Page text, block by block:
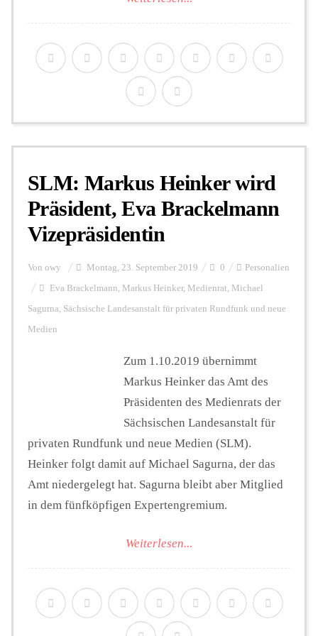
SLM: Markus Heinker wird
Präsident, Eva Brackelmann
Vizepräsidentin
Von owy Montag, 23. September 2019 0 Personalien
Eva Brackelmann, Markus Heinker, Medienrat, Michael
Sagurna, Sächsische Landesanstalt für privaten Rundfunk und neue
Medien
Zum 1.10.2019 übernimmt
Markus Heinker das Amt des
Präsidenten des Medienrats der
Sächsischen Landesanstalt für
privaten Rundfunk und neue Medien (SLM).
Heinker folgt damit auf Michael Sagurna, der das
Amt niedergelegt hat. Sagurna bleibt aber Mitglied
in dem fünfköpfigen Expertengremium.
Weiterlesen...